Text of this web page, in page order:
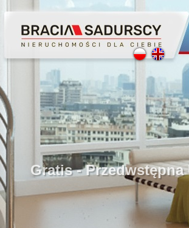
Profesjonalne
Bezpieczeństwo
Licencjonowani
Gwarancja Zwrotu
Gratis -